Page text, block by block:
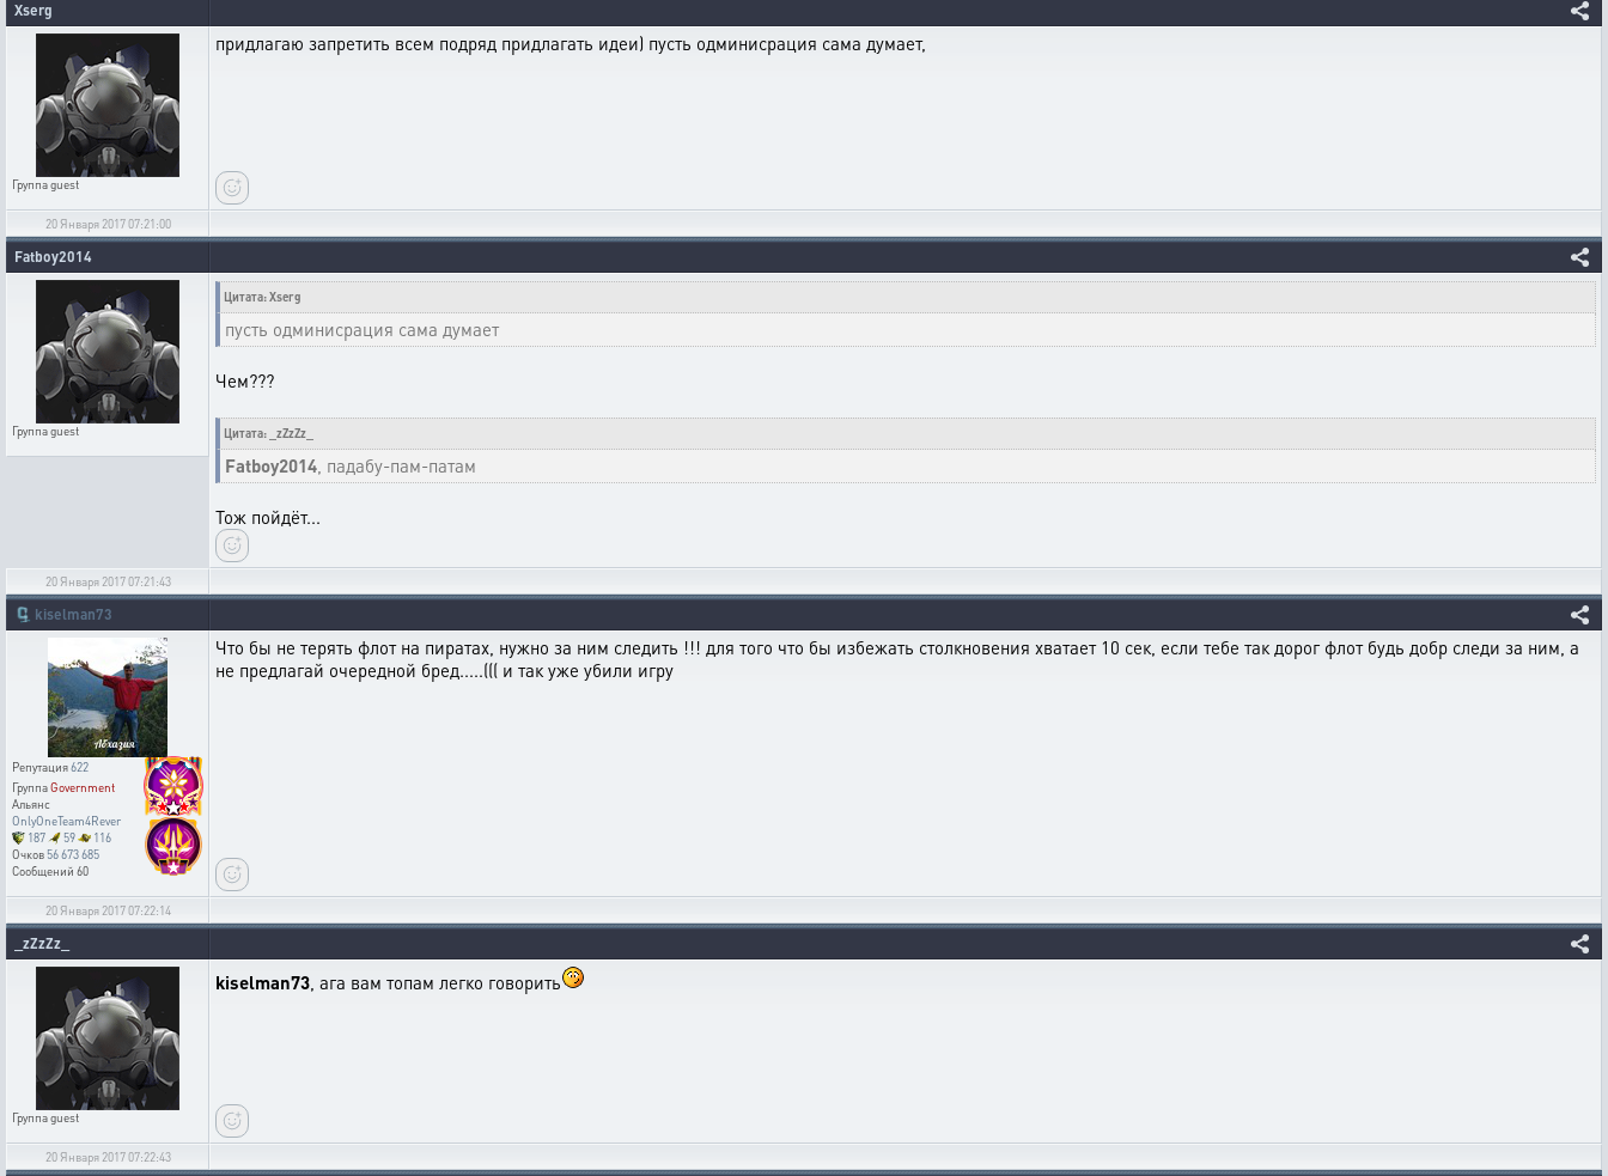
Xserg
Группаguest
придлагаю запретить всем подряд придлагать идеи) пусть одминисрация сама думает,
20 Января 2017 07:21:00
Fatboy2014
Группаguest
Цитата: Xserg
пусть одминисрация сама думает
Чем???
Цитата: _zZzZz_
Fatboy2014, падабу-пам-патам
Тож пойдёт...
20 Января 2017 07:21:43
🗜️ kiselman73
Репутация622
ГруппаGovernment
Альянс
OnlyOneTeam4Rever
187
59
116
Очков 56 673 685
Сообщений 60
Что бы не терять флот на пиратах, нужно за ним следить !!! для того что бы избежать столкновения хватает 10 сек, если тебе так дорог флот будь добр следи за ним, а
не предлагай очередной бред.....((( и так уже убили игру
20 Января 2017 07:22:14
_zZzZz_
Группаguest
kiselman73, ага вам топам легко говорить
20 Января 2017 07:22:43